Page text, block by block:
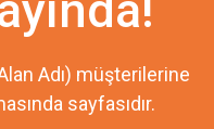
Adı) müşterilerine
sayfasıdır.